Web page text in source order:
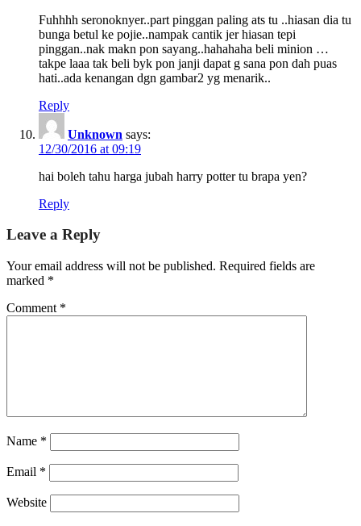
Fuhhhh seronoknyer..part pinggan paling ats tu ..hiasan dia tu
bunga betul ke pojie..nampak cantik jer hiasan tepi
pinggan..nak makn pon sayang..hahahaha beli minion …
takpe laaa tak beli byk pon janji dapat g sana pon dah puas
hati..ada kenangan dgn gambar2 yg menarik..
Reply
Unknown says:
12/30/2016 at 09:19
hai boleh tahu harga jubah harry potter tu brapa yen?
Reply
Leave a Reply
Your email address will not be published. Required fields are
marked *
Comment *
Name *
Email *
Website